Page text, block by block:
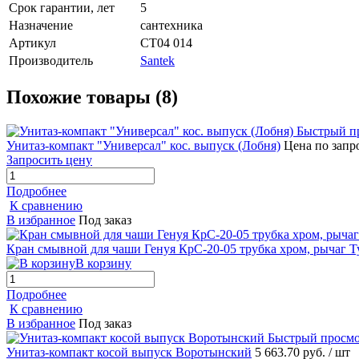
Срок гарантии, лет
5
Назначение
сантехника
Артикул
СТ04 014
Производитель
Santek
Похожие товары (8)
Быстрый
Унитаз-компакт "Универсал" кос. выпуск (Лобня) Цена по
Запросить цену
Подробнее
К сравнению
В избранное Под заказ
Кран смывной для чаши Генуя КрС-20-05 трубка хром, рычаг
В корзину
Подробнее
К сравнению
В избранное Под заказ
Быстрый
Унитаз-компакт косой выпуск Воротынский 5 663.70 руб. / шт